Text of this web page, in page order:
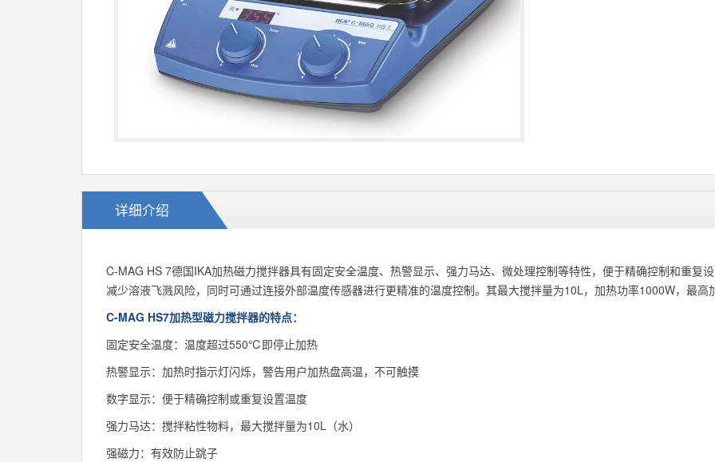
详细介绍
C-MAG HS 7德国IKA加热磁力搅拌器具有固定安全温度、热警显示、强力马达、微处理控制等特性，便于精确控制和重复
减少溶液飞溅风险，同时可通过连接外部温度传感器进行更精准的温度控制。其最大搅拌量为10L，加热功率1000W，最
C-MAG HS7加热型磁力搅拌器的特点：
固定安全温度：温度超过550℃即停止加热
热警显示：加热时指示灯闪烁，警告用户加热盘高温，不可触摸
数字显示：便于精确控制或重复设置温度
强力马达：搅拌粘性物料，最大搅拌量为10L（水）
强磁力：有效防止跳子